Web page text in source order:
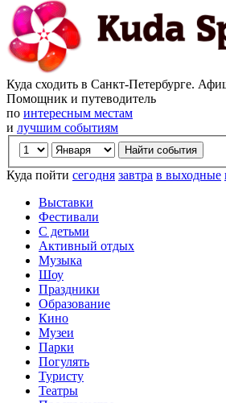
Куда сходить в Санкт-Петербурге.
Помощник и путеводитель
по интересным местам
и лучшим событиям
Куда пойти сегодня завтра в выходные
Выставки
Фестивали
С детьми
Активный отдых
Музыка
Шоу
Праздники
Образование
Кино
Музеи
Парки
Погулять
Туристу
Театры